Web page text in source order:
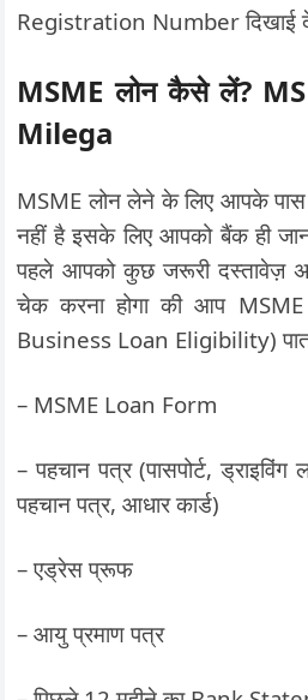
Registration Number दिखाई
MSME लोन कैसे लें?
Milega
MSME लोन लेने के लिए आपके
नहीं है इसके लिए आपको बैंक ही
पहले आपको कुछ जरूरी दस्तावेज़
चेक करना होगा की आप
Business Loan Eligibility)
– MSME Loan Form
– पहचान पत्र (पासपोर्ट, ड्राइविंग
पहचान पत्र, आधार कार्ड)
– एड्रेस प्रूफ
– आयु प्रमाण पत्र